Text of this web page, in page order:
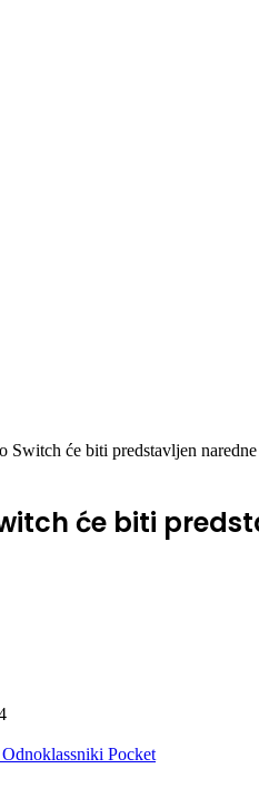
Switch će biti predstavljen
će biti
Odnoklassniki Pocket